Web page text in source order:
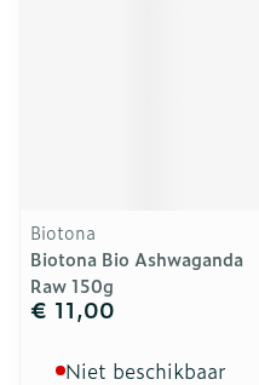
Biotona
Biotona Bio Ashwaganda
Raw 150g
€ 11,00
Niet beschikbaar